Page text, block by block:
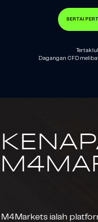
SERTAI
Dagangan CFD
M4Markets ialah